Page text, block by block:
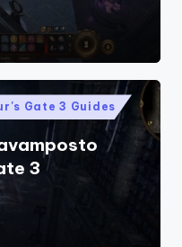
Gate 3 Guides
3